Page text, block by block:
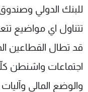
للبنك الدولي
تتناول اي مواضيع
قد تطال القطاعين
اجتماعات واشنطن
والوضع المالي
الإنـتـاج
لاعلاناتكم